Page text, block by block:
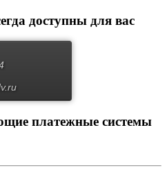
доступны для вас
платежные системы